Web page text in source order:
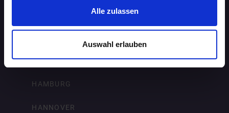
Alle zulassen
Auswahl erlauben
FREIBURG IM BREISGAU
HAMBURG
HANNOVER